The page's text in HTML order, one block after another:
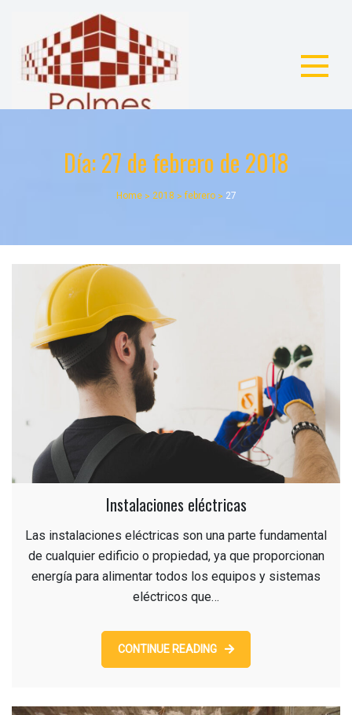
content
Día:27 de febrero de 2018
Home 2018 febrero 27
Instalaciones eléctricas
Las instalaciones eléctricas son una parte fundamental
de cualquier edificio o propiedad, ya que proporcionan
energía para alimentar todos los equipos y sistemas
eléctricos que…
CONTINUE READING